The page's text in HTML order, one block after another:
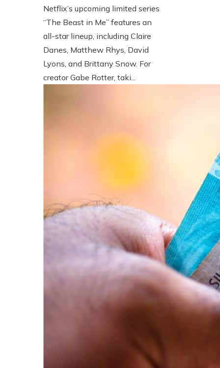
Netflix’s upcoming limited series
“The Beast in Me” features an
all-star lineup, including Claire
Danes, Matthew Rhys, David
Lyons, and Brittany Snow. For
creator Gabe Rotter, taki...